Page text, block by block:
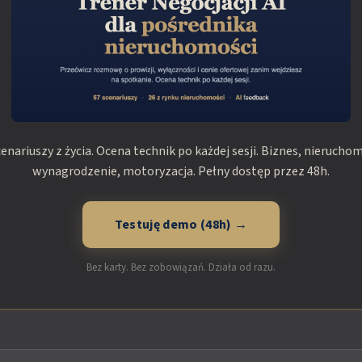
z życia. Ocena technik po każdej sesji. Biznes,
wynagrodzenie, motoryzacja. Pełny dostęp przez 48h.
Testuję demo (48h) →
Bez karty. Bez zobowiązań. Działa od razu.